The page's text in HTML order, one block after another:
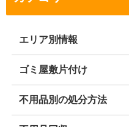
エリア別情報
ゴミ屋敷片付け
不用品別の処分方法